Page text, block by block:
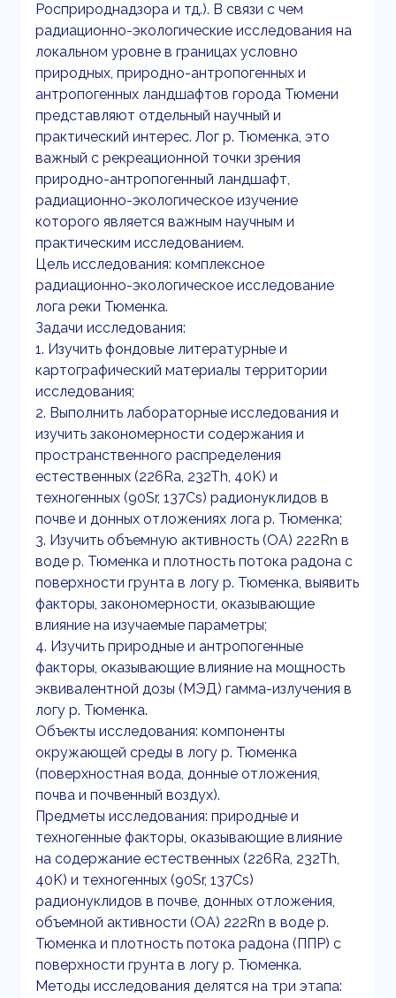
Росприроднадзора и тд.). В связи с чем
радиационно-экологические исследования на
локальном уровне в границах условно
природных, природно-антропогенных и
антропогенных ландшафтов города Тюмени
представляют отдельный научный и
практический интерес. Лог р. Тюменка, это
важный с рекреационной точки зрения
природно-антропогенный ландшафт,
радиационно-экологическое изучение
которого является важным научным и
практическим исследованием.
Цель исследования: комплексное
радиационно-экологическое исследование
лога реки Тюменка.
Задачи исследования:
1. Изучить фондовые литературные и
картографический материалы территории
исследования;
2. Выполнить лабораторные исследования и
изучить закономерности содержания и
пространственного распределения
естественных (226Ra, 232Th, 40K) и
техногенных (90Sr, 137Cs) радионуклидов в
почве и донных отложениях лога р. Тюменка;
3. Изучить объемную активность (ОА) 222Rn в
воде р. Тюменка и плотность потока радона с
поверхности грунта в логу р. Тюменка, выявить
факторы, закономерности, оказывающие
влияние на изучаемые параметры;
4. Изучить природные и антропогенные
факторы, оказывающие влияние на мощность
эквивалентной дозы (МЭД) гамма-излучения в
логу р. Тюменка.
Объекты исследования: компоненты
окружающей среды в логу р. Тюменка
(поверхностная вода, донные отложения,
почва и почвенный воздух).
Предметы исследования: природные и
техногенные факторы, оказывающие влияние
на содержание естественных (226Ra, 232Th,
40K) и техногенных (90Sr, 137Cs)
радионуклидов в почве, донных отложения,
объемной активности (ОА) 222Rn в воде р.
Тюменка и плотность потока радона (ППР) с
поверхности грунта в логу р. Тюменка.
Методы исследования делятся на три этапа: